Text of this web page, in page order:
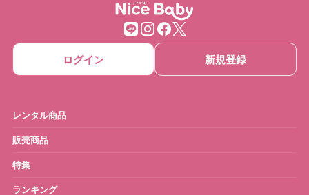
抱っこひも
ベビーサークル
ベッドメリー
ベビーバス
お宮参り・お祝い衣装
ログイン 新規登録
レンタル商品
販売商品
特集
ランキング